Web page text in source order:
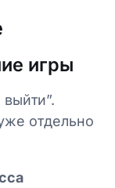
игры
отдельно